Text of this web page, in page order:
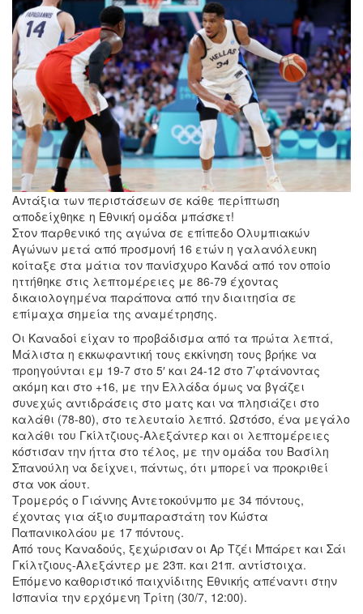
giannis_000700.jpg
Αντάξια των περιστάσεων σε κάθε περίπτωση
αποδείχθηκε η Εθνική ομάδα μπάσκετ!
Στον παρθενικό της αγώνα σε επίπεδο Ολυμπιακών
Αγώνων μετά από προσμονή 16 ετών η γαλανόλευκη
κοίταξε στα μάτια τον πανίσχυρο Κανδά από τον οποίο
ηττήθηκε στις λεπτομέρειες με 86-79 έχοντας
δικαιολογημένα παράπονα από την διαιτησία σε
επίμαχα σημεία της αναμέτρησης.
Οι Καναδοί είχαν το προβάδισμα από τα πρώτα λεπτά,
Μάλιστα η εκκωφαντική τους εκκίνηση τους βρήκε να
προηγούνται εμ 19-7 στο 5′ και 24-12 στο 7’φτάνοντας
ακόμη και στο +16, με την Ελλάδα όμως να βγάζει
συνεχώς αντιδράσεις στο ματς και να πλησιάζει στο
καλάθι (78-80), στο τελευταίο λεπτό. Ωστόσο, ένα μεγάλο
καλάθι του Γκίλτζιους-Αλεξάντερ και οι λεπτομέρειες
κόστισαν την ήττα στο τέλος, με την ομάδα του Βασίλη
Σπανούλη να δείχνει, πάντως, ότι μπορεί να προκριθεί
στα νοκ άουτ.
Τρομερός ο Γιάννης Αντετοκούνμπο με 34 πόντους,
έχοντας για άξιο συμπαραστάτη τον Κώστα
Παπανικολάου με 17 πόντους.
Από τους Καναδούς, ξεχώρισαν οι Αρ Τζέι Μπάρετ και Σάι
Γκίλτζιους-Αλεξάντερ με 23π. και 21π. αντίστοιχα.
Επόμενο καθοριστικό παιχνίδιτης Εθνικής απέναντι στην
Ισπανία την ερχόμενη Τρίτη (30/7, 12:00).